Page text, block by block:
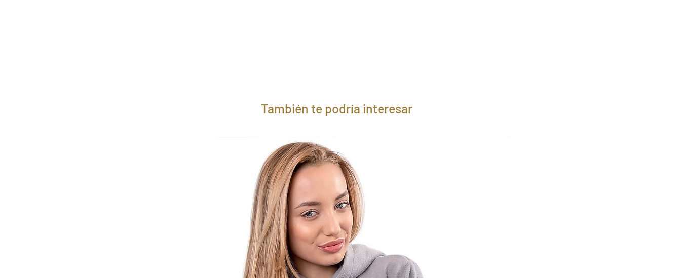
También te podría interesar